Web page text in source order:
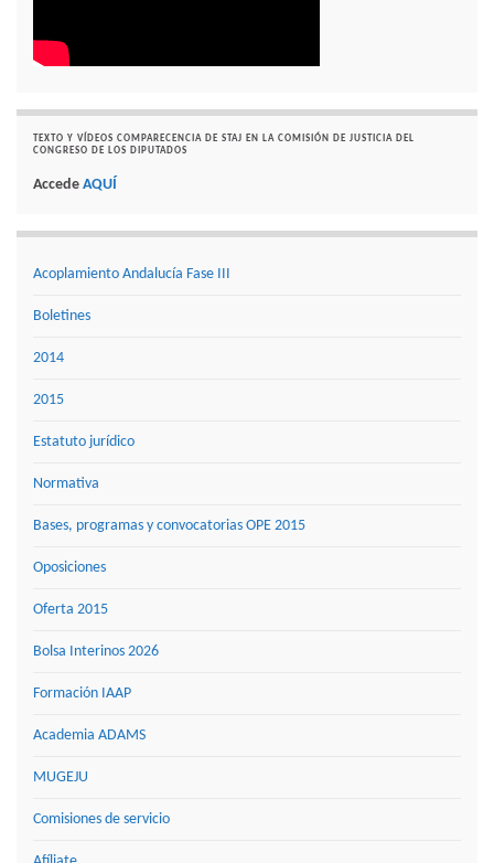
TEXTO Y VÍDEOS COMPARECENCIA DE STAJ EN LA COMISIÓN DE JUSTICIA DEL
CONGRESO DE LOS DIPUTADOS
Accede AQUÍ
Acoplamiento Andalucía Fase III
Boletines
2014
2015
Estatuto jurídico
Normativa
Bases, programas y convocatorias OPE 2015
Oposiciones
Oferta 2015
Bolsa Interinos 2026
Formación IAAP
Academia ADAMS
MUGEJU
Comisiones de servicio